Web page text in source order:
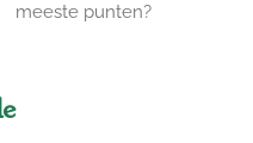
meeste punten?